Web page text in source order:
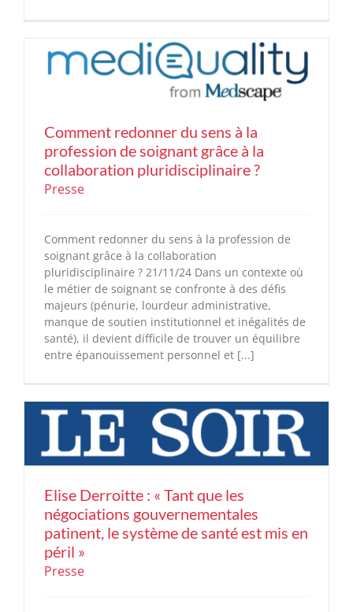
Comment redonner du sens à la
profession de soignant grâce à la
collaboration pluridisciplinaire ?
Presse
Comment redonner du sens à la profession de
soignant grâce à la collaboration
pluridisciplinaire ? 21/11/24 Dans un contexte où
le métier de soignant se confronte à des défis
majeurs (pénurie, lourdeur administrative,
manque de soutien institutionnel et inégalités de
santé), il devient difficile de trouver un équilibre
entre épanouissement personnel et [...]
Elise Derroitte : « Tant que les
négociations gouvernementales
patinent, le système de santé est mis en
péril »
Presse